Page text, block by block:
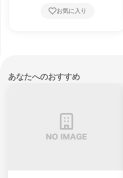
阪府、兵庫県、奈良県、鳥取県、岡山県、広
島県、香川県、愛媛県、福岡県、佐賀県、長
お気に入り
あなたへのおすすめ